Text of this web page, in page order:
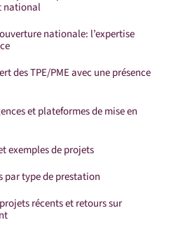
national
nationale: l’expertise
des TPE/PME avec une présence
et plateformes de mise en
exemples de projets
par type de prestation
récents et retours sur